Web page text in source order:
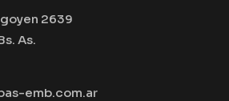
2639
As.
emb.com.ar